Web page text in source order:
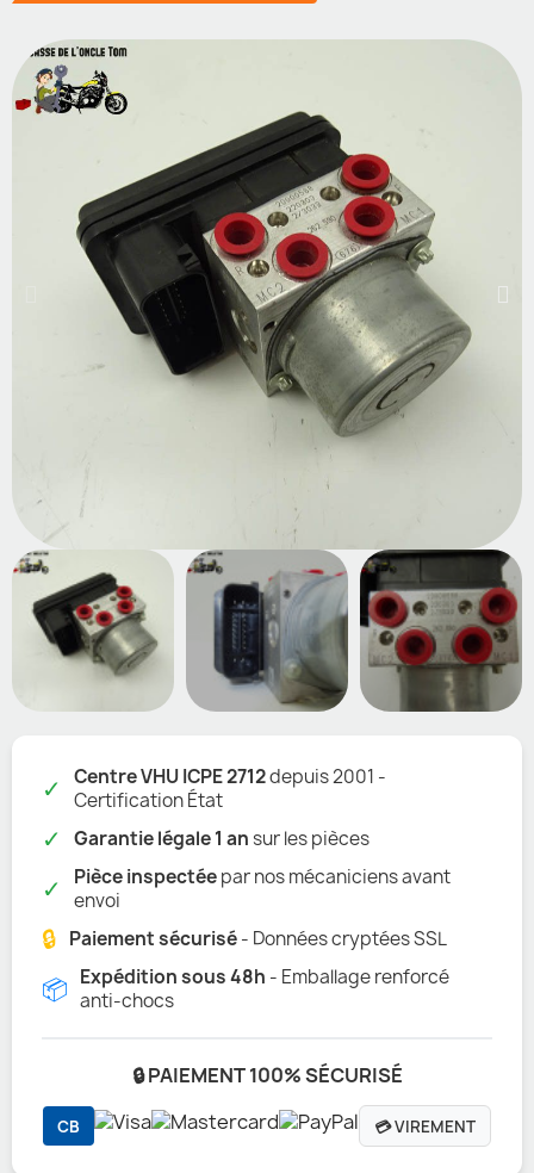
✓ Centre VHU ICPE 2712depuis 2001 -
Certification État
✓ Garantie légale 1 ansur les pièces
✓ Pièce inspectéepar nos mécaniciens avant
envoi
🔒 Paiement sécurisé- Données cryptées SSL
📦 Expédition sous 48h - Emballage renforcé
anti-chocs
🔒 PAIEMENT 100% SÉCURISÉ
CB 💳 VIREMENT